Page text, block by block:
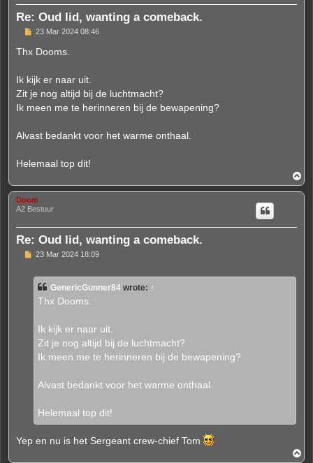
Re: Oud lid, wanting a comeback.
P
s
t
23 Mar 2024 08:46
Thx Dooms.
Ik kijk er naar uit.
Zit je nog altijd bij de luchtmacht?
Ik meen me te herinneren bij de bewapening?
Alvast bedankt voor het warme onthaal.
Helemaal top dit!
o
p
Doom
A2 Bestuur
Re: Oud lid, wanting a comeback.
P
t
23 Mar 2024 18:09
GenericGunner84 wrote: ↑
Thx Dooms.
Ik kijk er naar uit.
Zit je nog altijd bij de luchtmacht?
Ik meen me te herinneren bij de bewapening?
Alvast bedankt voor het warme onthaal.
Helemaal top dit!
Yep en nu is het Sergeant crew-chief Tom